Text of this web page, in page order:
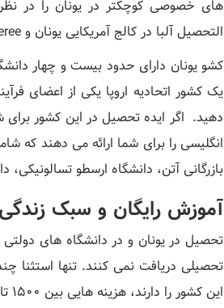
های خصوصی کوچکتر در یونان را در
التحصیل آلبا در کالج آمریکایی یونان و Deree کالج آمریکایی یونان است.
کشو یونان دارای حدود بیست و چهار
دهید. اگر ایده تحصیل در این کشور
انگلیسی را برای شما ارائه می دهند که
بازرگانی آتن، دانشگاه ارسطو تسالونیکی،
آموزش رایگان و سبک
تحصیل در یونان و در دانشگاه های دولتی
تحصیلی دریافت نمی کنند. تنها استثنا
این کشور را دارند، هزینه هایی بین 1500 تا 9000 یورو را برای کتاب های درسی خود به صورت سالانه دارند.